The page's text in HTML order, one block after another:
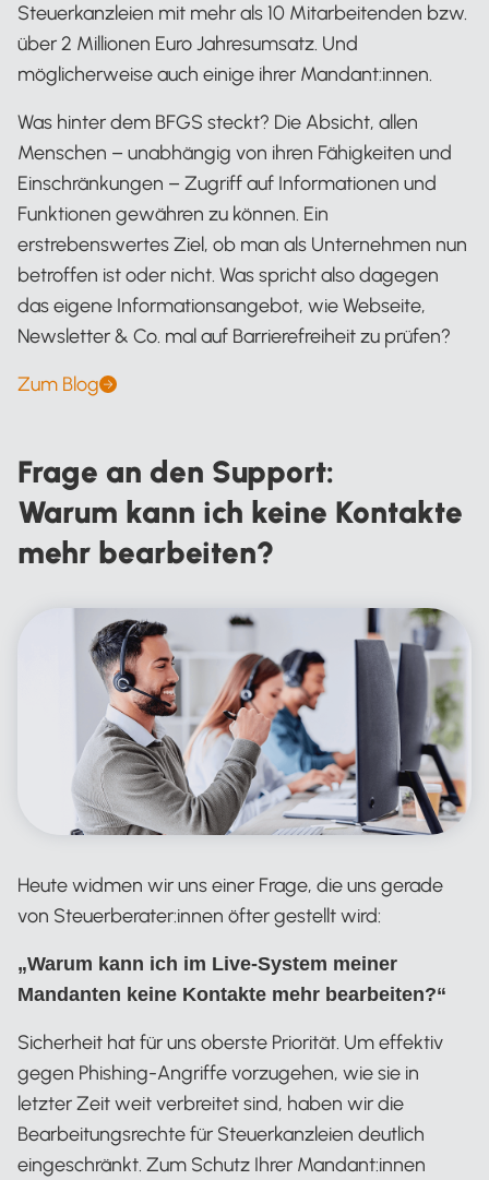
Steuerkanzleien mit mehr als 10 Mitarbeitenden bzw.
über 2 Millionen Euro Jahresumsatz. Und
möglicherweise auch einige ihrer Mandant:innen.
Was hinter dem BFGS steckt? Die Absicht, allen
Menschen – unabhängig von ihren Fähigkeiten und
Einschränkungen – Zugriff auf Informationen und
Funktionen gewähren zu können. Ein
erstrebenswertes Ziel, ob man als Unternehmen nun
betroffen ist oder nicht. Was spricht also dagegen
das eigene Informationsangebot, wie Webseite,
Newsletter & Co. mal auf Barrierefreiheit zu prüfen?
Zum Blog
Frage an den Support:
Warum kann ich keine Kontakte
mehr bearbeiten?
Heute widmen wir uns einer Frage, die uns gerade
von Steuerberater:innen öfter gestellt wird:
„Warum kann ich im Live-System meiner
Mandanten keine Kontakte mehr bearbeiten?“
Sicherheit hat für uns oberste Priorität. Um effektiv
gegen Phishing-Angriffe vorzugehen, wie sie in
letzter Zeit weit verbreitet sind, haben wir die
Bearbeitungsrechte für Steuerkanzleien deutlich
eingeschränkt. Zum Schutz Ihrer Mandant:innen